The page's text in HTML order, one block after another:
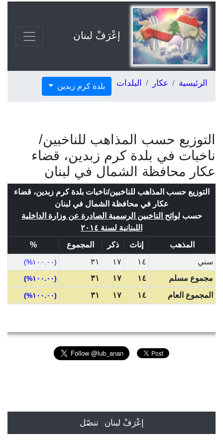
إعْرَفْ لبنان
الرئيسية عكار البلدات بلدة كرم زبدين
التوزيع حسب المذاهب للناخبين/
ناخبات في بلدة كرم زبدين، قضاء
عكار محافظة الشمال في لبنان
التوزيع حسب المذاهب للناخبين/ناخبات بلدة كرم زبدين، قضاء
عكار في محافظة الشمال في لبنان
حسب لوائح الناخبين الرسمية الصادرة عن وزارة الداخلية
اللبنانية لسنة ٢٠١٤
المذهب
إناث ذكر المجموع
%
سني
١٤ ١٧ ٣١ (١٠٠.٠٠%)
مجموع مسلم ١٤ ١٧ ٣١ (١٠٠.٠٠%)
المجموع العام ١٤ ١٧ ٣١ (١٠٠.٠٠%)
إعْرَفْ لبنان تنصّل